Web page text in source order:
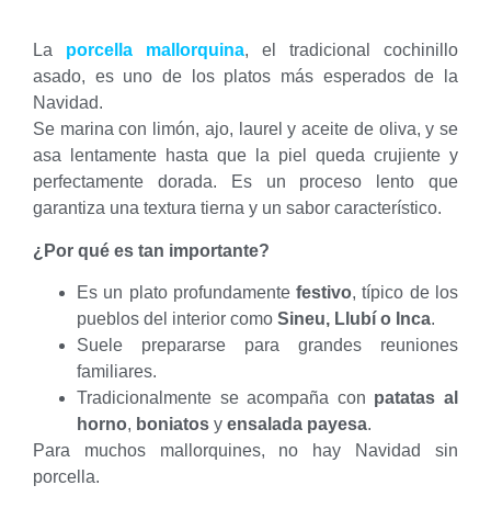
La porcella mallorquina, el tradicional cochinillo
asado, es uno de los platos más esperados de la
Navidad.
Se marina con limón, ajo, laurel y aceite de oliva, y se
asa lentamente hasta que la piel queda crujiente y
perfectamente dorada. Es un proceso lento que
garantiza una textura tierna y un sabor característico.
¿Por qué es tan importante?
Es un plato profundamentefestivo, típico de los
pueblos del interior como Sineu, Llubí o Inca.
Suele prepararse para grandes reuniones
familiares.
Tradicionalmente se acompaña con patatas al
horno, boniatos y ensalada payesa.
Para muchos mallorquines, no hay Navidad sin
porcella.